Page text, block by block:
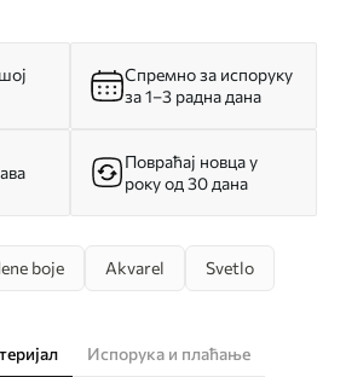
Спремно за испоруку
за 1–3 радна дана
Повраћај новца у
року од 30 дана
boje Akvarel Svetlo
Испорука и плаћање